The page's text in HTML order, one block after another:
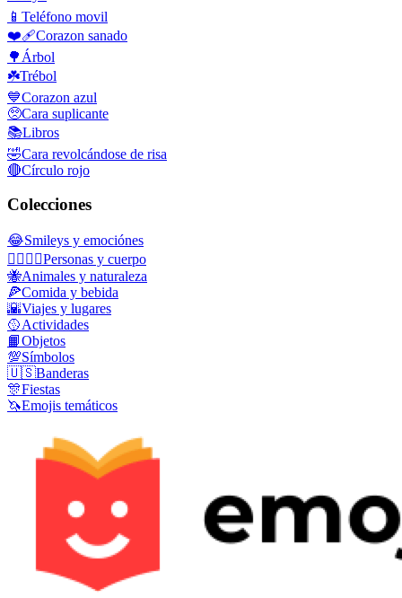
📱 Teléfono movil
❤️‍🩹Corazon sanado
🌳 Árbol
☘️Trébol
💙Corazon azul
🥺Cara suplicante
📚Libros
🤣Cara revolcándose de risa
🔴Círculo rojo
Colecciones
😂Smileys y emociónes
👩‍❤️‍💋‍👨Personas y cuerpo
🐝Animales y naturaleza
🍕Comida y bebida
🌇Viajes y lugares
🥎Actividades
📙Objetos
💯Símbolos
🇺🇸Banderas
🎊Fiestas
🦄Emojis temáticos